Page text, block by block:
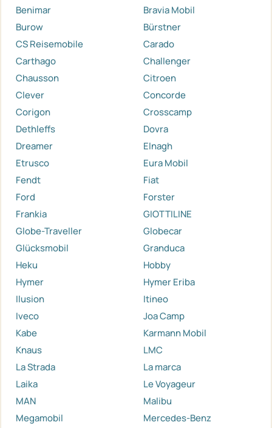
Benimar
Bravia Mobil
Burow
Bürstner
CS Reisemobile
Carado
Carthago
Challenger
Chausson
Citroen
Clever
Concorde
Corigon
Crosscamp
Dethleffs
Dovra
Dreamer
Elnagh
Etrusco
Eura Mobil
Fendt
Fiat
Ford
Forster
Frankia
GIOTTILINE
Globe-Traveller
Globecar
Glücksmobil
Granduca
Heku
Hobby
Hymer
Hymer Eriba
Ilusion
Itineo
Iveco
Joa Camp
Kabe
Karmann Mobil
Knaus
LMC
La Strada
La marca
Laika
Le Voyageur
MAN
Malibu
Megamobil
Mercedes-Benz